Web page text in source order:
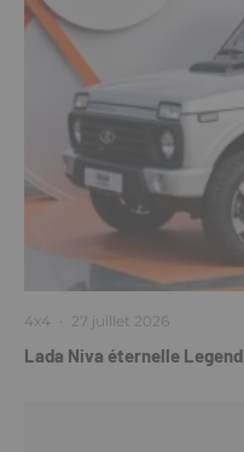
4x4 · 27 juillet 2026
Lada Niva éternelle Legend